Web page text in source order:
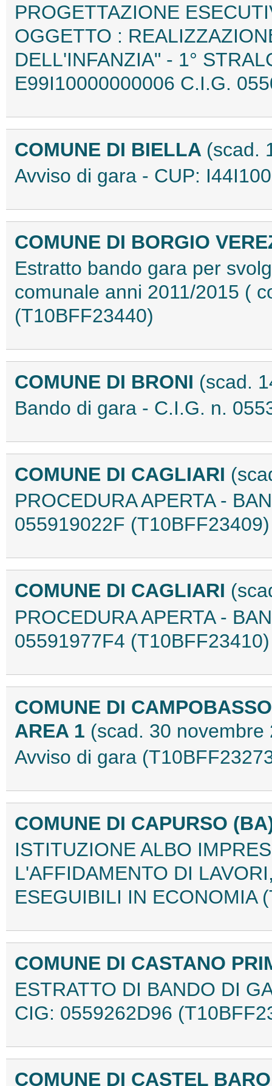
PROGETTAZIONE
OGGETTO :
DELL'INFANZIA" - 1°
E99I10000000006 C.I.G.
COMUNE DI BIELLA (scad.
Avviso di gara - CUP:
COMUNE DI BORGIO
Estratto bando gara per
comunale anni 2011/2015 (
(T10BFF23440)
COMUNE DI BRONI (scad.
Bando di gara - C.I.G. n.
COMUNE DI CAGLIARI
PROCEDURA APERTA -
055919022F (T10BFF23409)
COMUNE DI CAGLIARI
PROCEDURA APERTA -
05591977F4 (T10BFF23410)
COMUNE DI CAMPOBASSO
AREA 1 (scad. 30 novembre
Avviso di gara
COMUNE DI CAPURSO
ISTITUZIONE ALBO
L'AFFIDAMENTO DI
ESEGUIBILI IN ECONOMIA
COMUNE DI CASTANO
ESTRATTO DI BANDO DI
CIG: 0559262D96
COMUNE DI CASTEL